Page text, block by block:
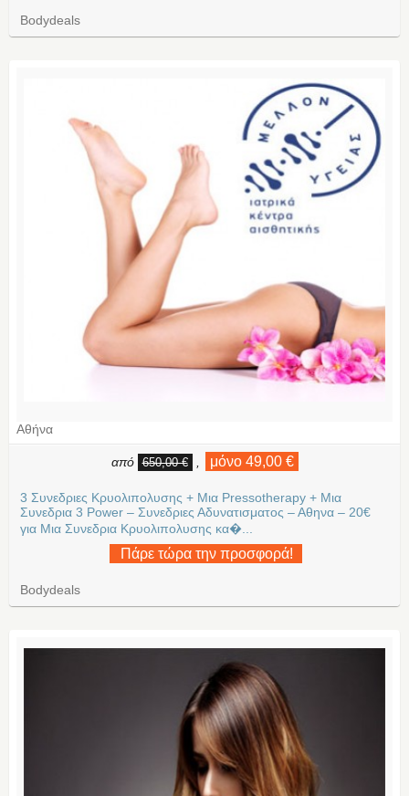
Bodydeals
Αθήνα
από 650,00 € μόνο 49,00 €
3 Συνεδριες Κρυολιπολυσης + Μια Pressotherapy + Μια
Συνεδρια 3 Power – Συνεδριες Αδυνατισματος – Αθηνα – 20€
για Μια Συνεδρια Κρυολιπολυσης κα�...
Πάρε τώρα την προσφορά!
Bodydeals